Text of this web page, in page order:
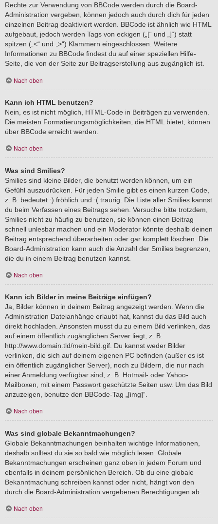
Rechte zur Verwendung von BBCode werden durch die Board-
Administration vergeben, können jedoch auch durch dich für jeden
einzelnen Beitrag deaktiviert werden. BBCode ist ähnlich wie HTML
aufgebaut, jedoch werden Tags von eckigen („[“ und „]“) statt
spitzen („<“ und „>“) Klammern eingeschlossen. Weitere
Informationen zu BBCode findest du auf einer speziellen Hilfe-
Seite, die von der Seite zur Beitragserstellung aus zugänglich ist.
Nach oben
Kann ich HTML benutzen?
Nein, es ist nicht möglich, HTML-Code in Beiträgen zu verwenden.
Die meisten Formatierungsmöglichkeiten, die HTML bietet, können
über BBCode erreicht werden.
Nach oben
Was sind Smilies?
Smilies sind kleine Bilder, die benutzt werden können, um ein
Gefühl auszudrücken. Für jeden Smilie gibt es einen kurzen Code,
z. B. bedeutet :) fröhlich und :( traurig. Die Liste aller Smilies kannst
du beim Verfassen eines Beitrags sehen. Versuche bitte trotzdem,
Smilies nicht zu häufig zu benutzen, sie können einen Beitrag
schnell unlesbar machen und ein Moderator könnte deshalb deinen
Beitrag entsprechend überarbeiten oder gar komplett löschen. Die
Board-Administration kann auch die Anzahl der Smilies begrenzen,
die du in einem Beitrag benutzen kannst.
Nach oben
Kann ich Bilder in meine Beiträge einfügen?
Ja, Bilder können in deinem Beitrag angezeigt werden. Wenn die
Administration Dateianhänge erlaubt hat, kannst du das Bild auch
direkt hochladen. Ansonsten musst du zu einem Bild verlinken, das
auf einem öffentlich zugänglichen Server liegt, z. B.
http://www.domain.tld/mein-bild.gif. Du kannst weder Bilder
verlinken, die sich auf deinem eigenen PC befinden (außer es ist
ein öffentlich zugänglicher Server), noch zu Bildern, die nur nach
einer Anmeldung verfügbar sind, z. B. Hotmail- oder Yahoo-
Mailboxen, mit einem Passwort geschützte Seiten usw. Um das Bild
anzuzeigen, benutze den BBCode-Tag „[img]“.
Nach oben
Was sind globale Bekanntmachungen?
Globale Bekanntmachungen beinhalten wichtige Informationen,
deshalb solltest du sie so bald wie möglich lesen. Globale
Bekanntmachungen erscheinen ganz oben in jedem Forum und
ebenfalls in deinem persönlichen Bereich. Ob du eine globale
Bekanntmachung schreiben kannst oder nicht, hängt von den
durch die Board-Administration vergebenen Berechtigungen ab.
Nach oben